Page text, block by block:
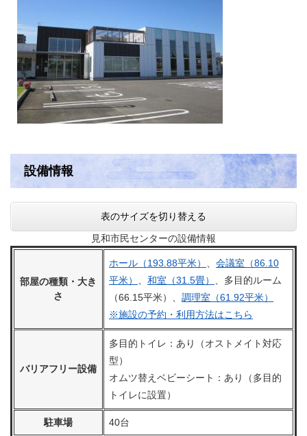
設備情報
表のサイズを切り替える
見和市民センターの設備情報
部屋の種類・大き
さ
ホール（193.88平米）
会議室（86.10
平米）
和室（31.5畳）
、多目的ルーム
（66.15平米）、 調理室（61.92平米）
※施設の予約・利用方法はこちら
バリアフリー設備
多目的トイレ：あり（オストメイト対応
型）
オムツ替えベビーシート：あり（多目的
トイレに設置）
駐車場 40台